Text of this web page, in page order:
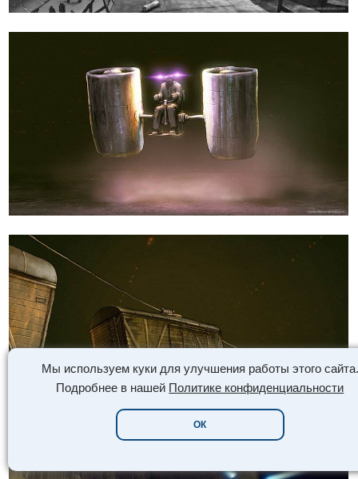
Мы используем куки для улучшения работы этого сайта.
Подробнее в нашей Политике конфиденциальности
ОК